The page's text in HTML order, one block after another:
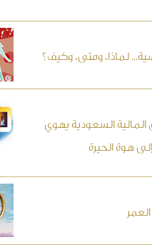
لماذا، ومتى، وكيف؟
السعودية يهوي
هوة الحيرة